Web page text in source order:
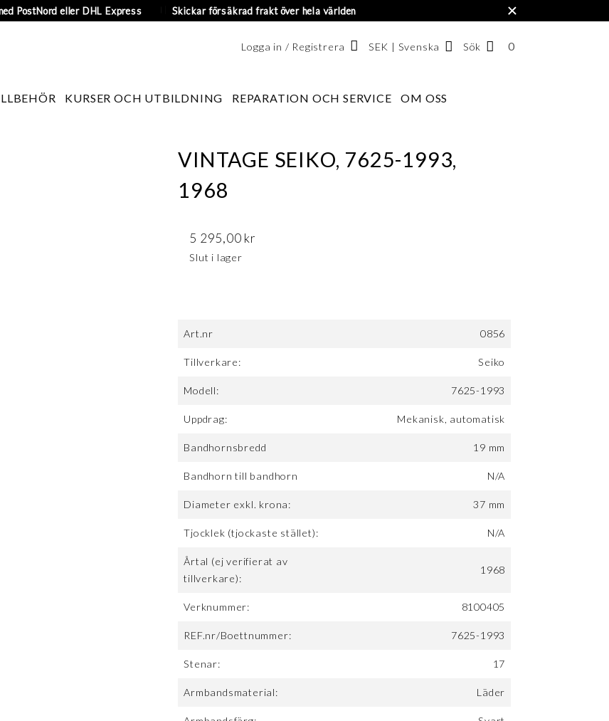
PostNord eller DHL Express Skickar försäkrad frakt över hela världen ×
KURSER OCH UTBILDNING REPARATION OCH SERVICE OM OSS
Logga in / Registrera SEK | Svenska
Svenska
Sök
ANTAL
0
VINTAGE SEIKO, 7625-1993,
1968
5 295,00 kr
Slut i lager
Art.nr 0856
Tillverkare: Seiko
Modell: 7625-1993
Uppdrag: Mekanisk, automatisk
Bandhornsbredd 19 mm
Bandhorn till bandhorn N/A
Diameter exkl. krona: 37 mm
Tjocklek (tjockaste stället): N/A
Årtal (ej verifierat av
tillverkare):
1968
Verknummer: 8100405
REF.nr/Boettnummer: 7625-1993
Stenar: 17
Armbandsmaterial: Läder